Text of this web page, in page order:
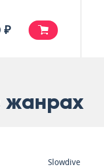
₽
жанрах
Slowdive